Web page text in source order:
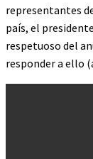
representantes
país, el
respetuoso del
responder a ello